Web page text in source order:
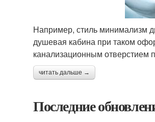
Например, стиль минимализм
душевая кабина при таком
канализационным отверстием
читать дальше →
Последние